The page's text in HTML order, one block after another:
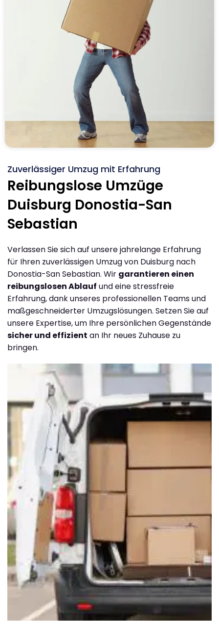
Zuverlässiger Umzug mit Erfahrung
Reibungslose Umzüge
Duisburg Donostia-San
Sebastian
Verlassen Sie sich auf unsere jahrelange Erfahrung
für Ihren zuverlässigen Umzug von Duisburg nach
Donostia-San Sebastian. Wir garantieren einen
reibungslosen Ablauf und eine stressfreie
Erfahrung, dank unseres professionellen Teams und
maßgeschneiderter Umzugslösungen. Setzen Sie auf
unsere Expertise, um Ihre persönlichen Gegenstände
sicher und effizient an Ihr neues Zuhause zu
bringen.